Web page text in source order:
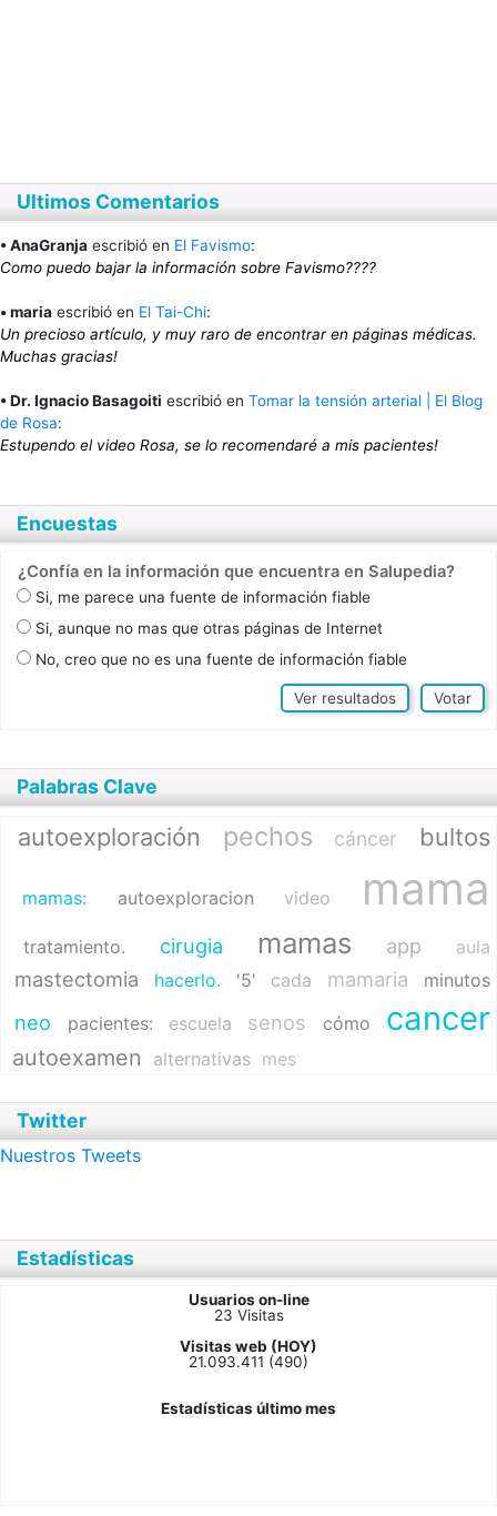
Ultimos Comentarios
• AnaGranja escribió en El Favismo:
Como puedo bajar la información sobre Favismo????
• maria escribió en El Tai-Chi:
Un precioso artículo, y muy raro de encontrar en páginas médicas.
Muchas gracias!
• Dr. Ignacio Basagoiti escribió en Tomar la tensión arterial | El Blog
de Rosa:
Estupendo el video Rosa, se lo recomendaré a mis pacientes!
Encuestas
¿Confía en la información que encuentra en Salupedia?
Si, me parece una fuente de información fiable
Si, aunque no mas que otras páginas de Internet
No, creo que no es una fuente de información fiable
Votar
Ver resultados
Palabras Clave
autoexploración pechos cáncer bultos
mamas: autoexploracion video mama
tratamiento. cirugia mamas app aula
mastectomia hacerlo. '5' cada mamaria minutos
neo pacientes: escuela senos cómo cancer
autoexamen alternativas mes
Twitter
Nuestros Tweets
Estadísticas
Usuarios on-line
23 Visitas
Visitas web (HOY)
21.093.411 (490)
Estadísticas último mes